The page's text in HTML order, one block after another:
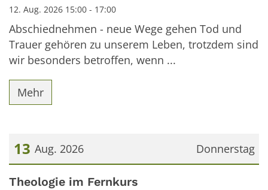
12. Aug. 2026 15:00 - 17:00
Abschiednehmen - neue Wege gehen Tod und
Trauer gehören zu unserem Leben, trotzdem sind
wir besonders betroffen, wenn ...
Mehr
Donnerstag
13 Aug. 2026
Datum: 13. August 2026
Theologie im Fernkurs